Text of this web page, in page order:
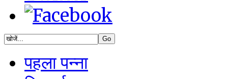
पहला पन्ना